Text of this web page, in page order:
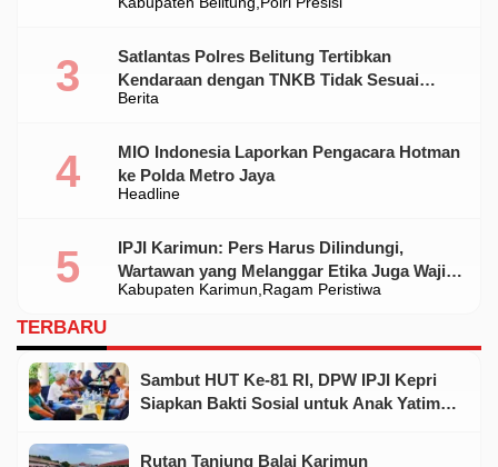
Berita
Satlantas Polres Belitung Tertibkan
Kendaraan dengan TNKB Tidak Sesuai
Standar
Headline
MIO Indonesia Laporkan Pengacara Hotman
ke Polda Metro Jaya
Kabupaten Karimun Ragam Peristiwa
IPJI Karimun: Pers Harus Dilindungi,
Wartawan yang Melanggar Etika Juga Wajib
Dikoreksi
TERBARU
Sambut HUT Ke-81 RI, DPW IPJI Kepri
Siapkan Bakti Sosial untuk Anak Yatim
Rutan Tanjung Balai Karimun